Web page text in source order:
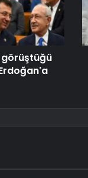
görüştüğü